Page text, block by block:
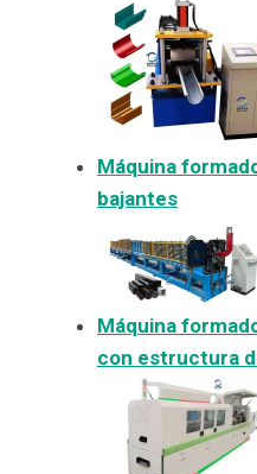
Máquina
bajantes
Máquina
con estructura